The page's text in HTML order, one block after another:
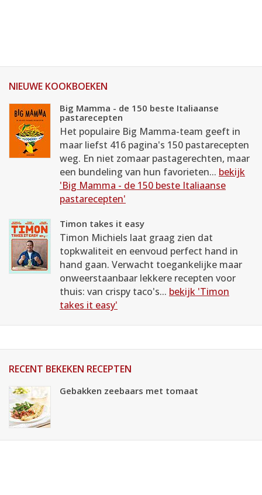
NIEUWE KOOKBOEKEN
Big Mamma - de 150 beste Italiaanse
pastarecepten
Het populaire Big Mamma-team geeft in
maar liefst 416 pagina's 150 pastarecepten
weg. En niet zomaar pastagerechten, maar
een bundeling van hun favorieten... bekijk
'Big Mamma - de 150 beste Italiaanse
pastarecepten'
Timon takes it easy
Timon Michiels laat graag zien dat
topkwaliteit en eenvoud perfect hand in
hand gaan. Verwacht toegankelijke maar
onweerstaanbaar lekkere recepten voor
thuis: van crispy taco's... bekijk 'Timon
takes it easy'
RECENT BEKEKEN RECEPTEN
Gebakken zeebaars met tomaat